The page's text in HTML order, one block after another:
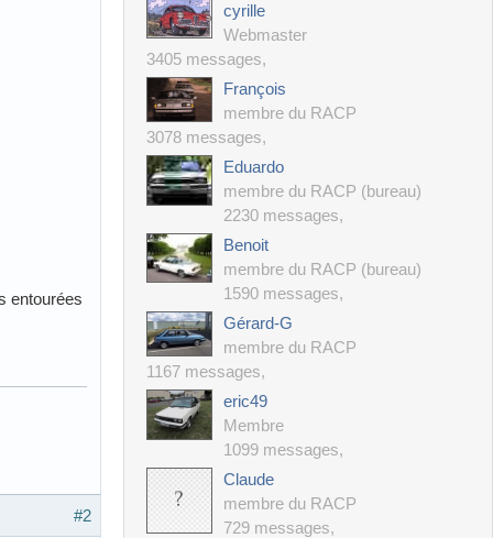
entourées
#2
cyrille
Webmaster
3405 messages,
François
membre du RACP
3078 messages,
Eduardo
membre du RACP (bureau)
2230 messages,
Benoit
membre du RACP (bureau)
1590 messages,
Gérard-G
membre du RACP
1167 messages,
eric49
Membre
1099 messages,
Claude
membre du RACP
729 messages,